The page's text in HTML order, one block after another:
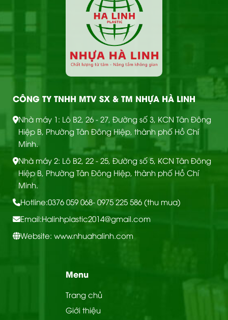
CÔNG TY TNHH MTV SX & TM NHỰA HÀ LINH
Nhà máy 1: Lô B2, 26 - 27, Đường số 3, KCN Tân Đông
Hiệp B, Phường Tân Đông Hiệp, thành phố Hồ Chí
Minh.
Nhà máy 2: Lô B2, 22 - 25, Đường số 5, KCN Tân Đông
Hiệp B, Phường Tân Đông Hiệp, thành phố Hồ Chí
Minh.
Hotline:0376 059 068- 0975 225 586 (thu mua)
Email:Halinhplastic2014@gmail.com
Website: www.nhuahalinh.com
Menu
Trang chủ
Giới thiệu